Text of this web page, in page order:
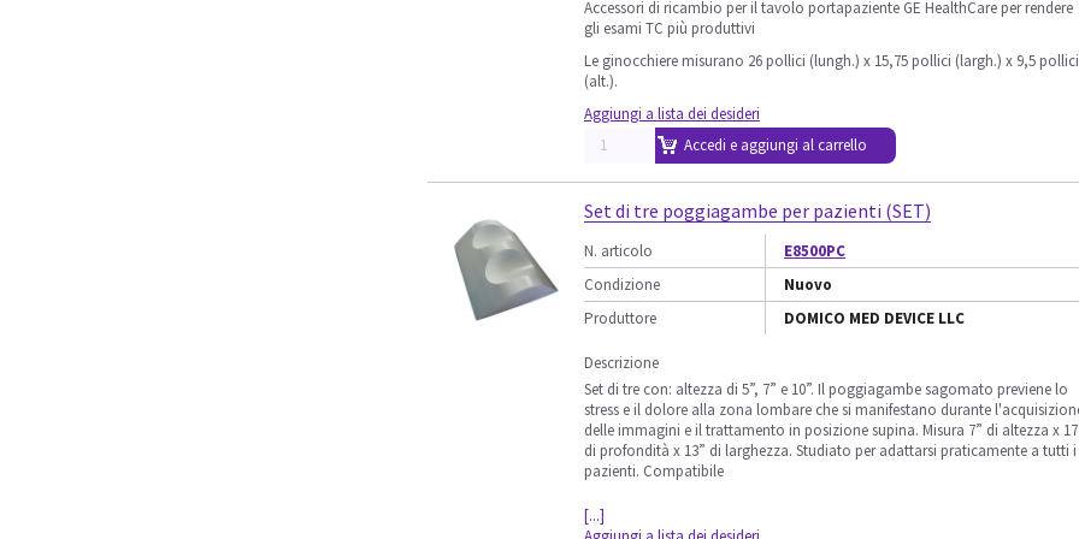
Accessori di ricambio per il tavolo portapaziente GE HealthCare per rendere
gli esami TC più produttivi
Le ginocchiere misurano 26 pollici (lungh.) x 15,75 pollici (largh.) x 9,5 pollici
(alt.).
Aggiungi a lista dei desideri
Accedi e aggiungi al carrello
Set di tre poggiagambe per pazienti (SET)
N. articolo
E8500PC
Condizione
Nuovo
Produttore
DOMICO MED DEVICE LLC
Descrizione
Set di tre con: altezza di 5”, 7” e 10”. Il poggiagambe sagomato previene lo
stress e il dolore alla zona lombare che si manifestano durante
delle immagini e il trattamento in posizione supina. Misura 7” di altezza x
di profondità x 13” di larghezza. Studiato per adattarsi praticamente a tutti i
pazienti. Compatibile
[...]